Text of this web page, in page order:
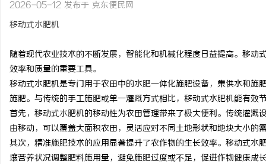
2026-05-12 发布于 克东便民网
移动式水肥机
随着现代农业技术的不断发展，智能化和机械化程度日益提高。移
效率和质量的重要工具。
移动式水肥机是专门用于农田中的水肥一体化施肥设备，集供水和
施肥。与传统的手工施肥或单一灌溉方式相比，移动式水肥机能有效
首先，移动式水肥机的移动性为农田管理带来了极大便利。传统灌
由移动，可以覆盖大面积农田，灵活应对不同土地形状和地块大小的
其次，精准施肥技术的应用显著提升了农作物的生长效率。移动式
壤营养状况调整肥料施用量，避免施肥过度或不足，促进作物健康成